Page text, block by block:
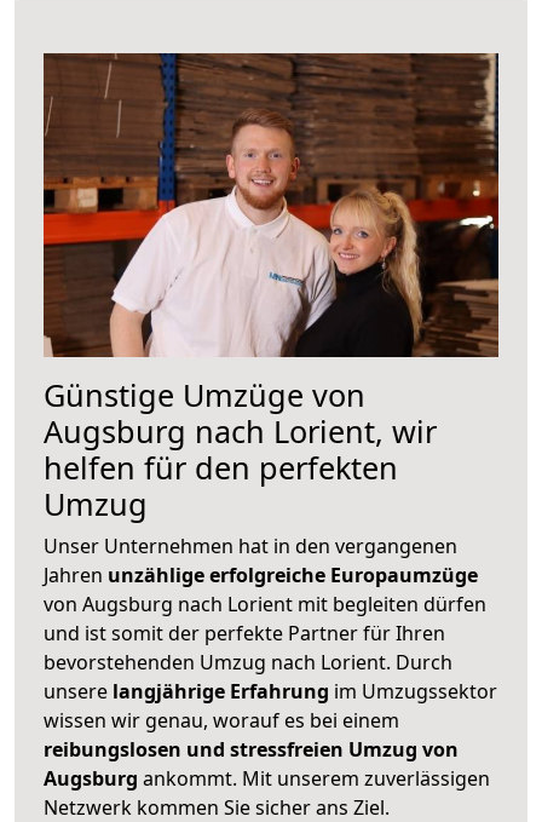
Günstige Umzüge von
Augsburg nach Lorient, wir
helfen für den perfekten
Umzug
Unser Unternehmen hat in den vergangenen
Jahren unzählige erfolgreiche Europaumzüge
von Augsburg nach Lorient mit begleiten dürfen
und ist somit der perfekte Partner für Ihren
bevorstehenden Umzug nach Lorient. Durch
unsere langjährige Erfahrung im Umzugssektor
wissen wir genau, worauf es bei einem
reibungslosen und stressfreien Umzug von
Augsburg ankommt. Mit unserem zuverlässigen
Netzwerk kommen Sie sicher ans Ziel.